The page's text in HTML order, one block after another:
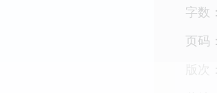
字数：
页码：